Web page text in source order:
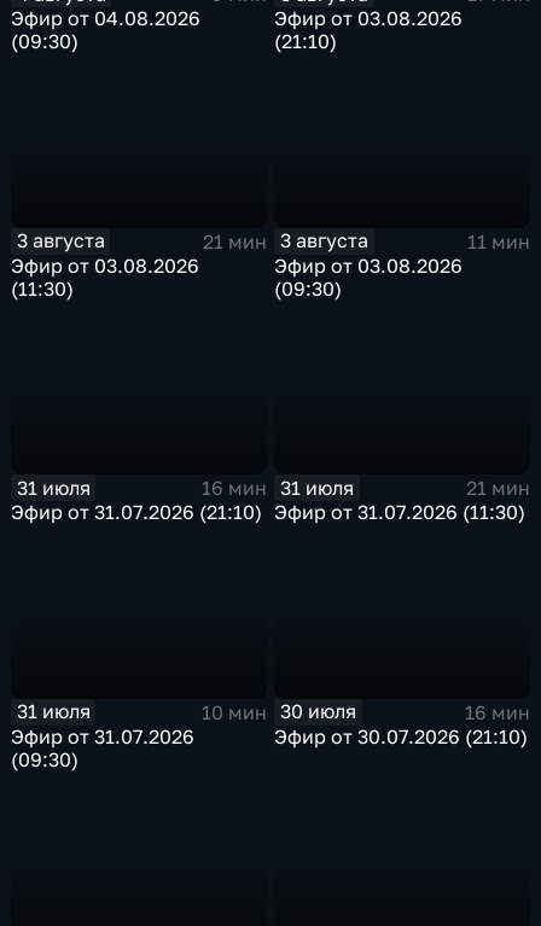
Эфир от 04.08.2026
(09:30)
Эфир от 03.08.2026
(21:10)
3 августа
21 мин
Эфир от 03.08.2026
(11:30)
3 августа
11 мин
Эфир от 03.08.2026
(09:30)
31 июля
16 мин
Эфир от 31.07.2026 (21:10)
31 июля
21 мин
Эфир от 31.07.2026 (11:30)
31 июля
10 мин
Эфир от 31.07.2026
(09:30)
30 июля
16 мин
Эфир от 30.07.2026 (21:10)